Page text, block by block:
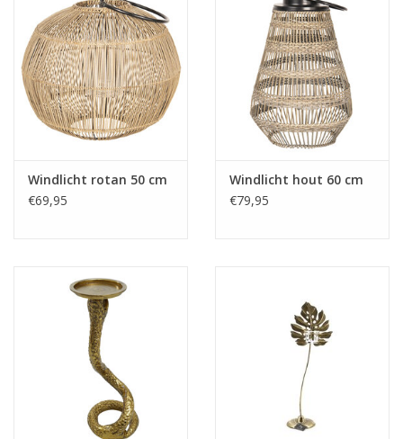
Tuinmeubels en deco
Beelden
Fake plants
Kisten
Accessoires
Windlicht rotan 50 cm
€69,95
Windlicht hout 60 cm
€79,95